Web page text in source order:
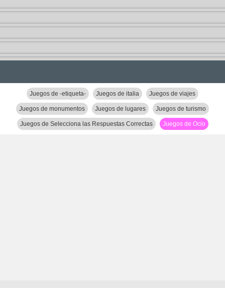
Juegos de -etiqueta- Juegos de italia Juegos de viajes
Juegos de monumentos Juegos de lugares Juegos de turismo
Juegos de Selecciona las Respuestas Correctas Juegos de Ocio